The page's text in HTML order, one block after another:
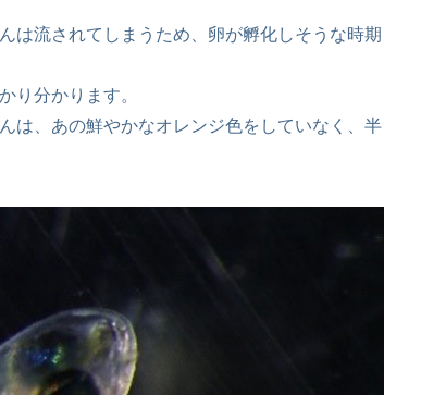
は流されてしまうため、卵が孵化しそうな時期
り分かります。
は、あの鮮やかなオレンジ色をしていなく、半